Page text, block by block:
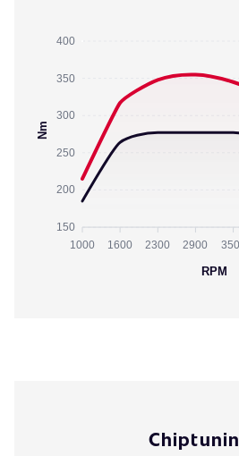
400
350
300
250
200
150
Nm
1000 1600 2300 2900
RPM